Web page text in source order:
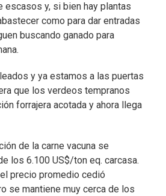
escasos y, si bien hay plantas
como para dar entradas
buscando ganado para
y ya estamos a las puertas
que los verdeos tempranos
forrajera acotada y ahora llega
de la carne vacuna se
los 6.100 US$/ton eq. carcasa.
precio promedio cedió
se mantiene muy cerca de los